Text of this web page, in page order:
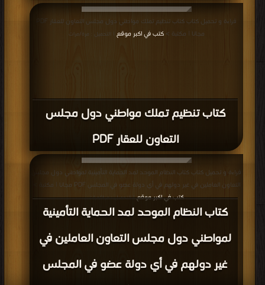
كتاب تنظيم تملك مواطني دول مجلس
التعاون للعقار PDF
مجانا | مكتبة >كتب في اكبر موقع | التحميل : مرة/مرات
كتاب النظام الموحد لمد الحماية التأمينية
لمواطني دول مجلس التعاون العاملين في
غير دولهم في أي دولة عضو في المجلس
قراءة و تحميل كتاب كتاب النظام الموحد لمد الحماية التأمينية لمواطني دول مجلس
التعاون العاملين في غير دولهم في أي دولة عضو في المجلس PDF مجانا | مكتبة >
كتب في اكبر موقع| التحميل : مرة/مرات